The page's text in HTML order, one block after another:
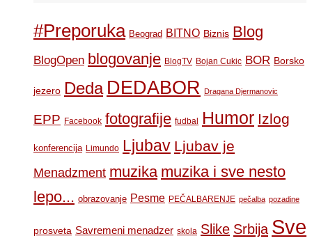
#Preporuka Beograd BITNO Biznis Blog
BlogOpen blogovanje BlogTV Bojan Cukic BOR Borsko
jezero Deda DEDABOR Dragana Djermanovic
EPP Facebook fotografije fudbal Humor Izlog
konferencija Limundo Ljubav Ljubav je
Menadzment muzika muzika i sve nesto
lepo... obrazovanje Pesme PEČALBARENJE pečalba pozadine
prosveta Savremeni menadzer skola Slike Srbija Sve